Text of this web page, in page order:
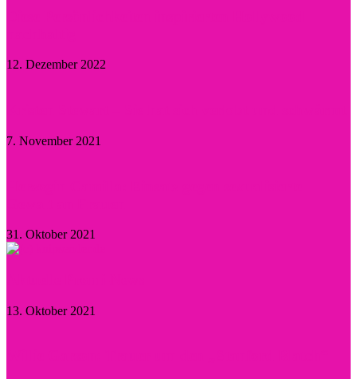
12. Dezember 2022
7. November 2021
31. Oktober 2021
13. Oktober 2021